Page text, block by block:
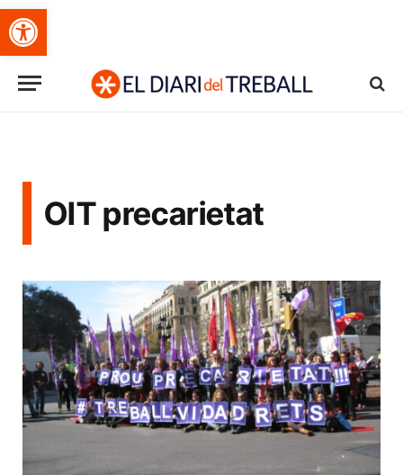
Obre la barra d'eines
OIT precarietat